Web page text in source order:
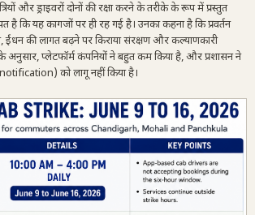
और ड्राइवरों दोनों की रक्षा करने के तरीके के रूप में प्रस्तुत
है कि यह कागजों पर ही रह गई है। उनका कहना है कि प्रवर्तन
की लागत बढ़ने पर किराया संरक्षण और कल्याणकारी
के अनुसार, प्लेटफॉर्म कंपनियों ने बहुत कम किया है, और प्रशासन ने
को लागू नहीं किया है।